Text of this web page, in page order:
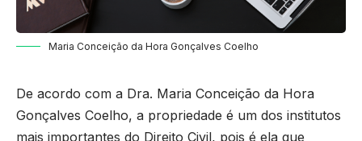
Maria Conceição da Hora Gonçalves Coelho
De acordo com a Dra. Maria Conceição da Hora
Gonçalves Coelho, a propriedade é um dos institutos
mais importantes do Direito Civil, pois é ela que